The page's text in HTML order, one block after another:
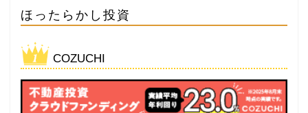
ほったらかし投資
COZUCHI